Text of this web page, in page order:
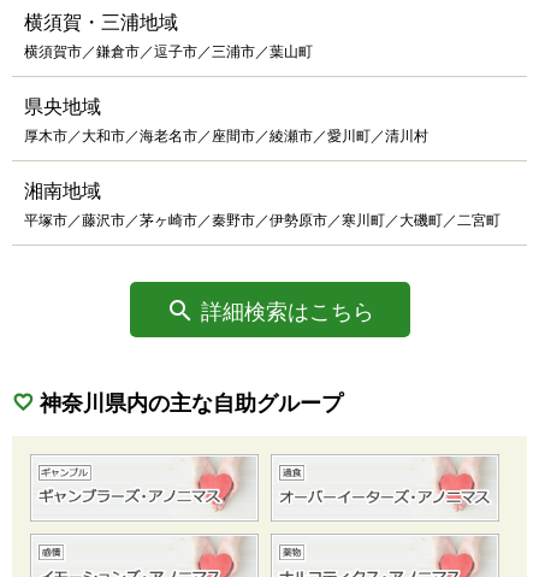
横須賀・三浦地域
横須賀市／鎌倉市／逗子市／三浦市／葉山町
県央地域
厚木市／大和市／海老名市／座間市／綾瀬市／愛川町／清川村
湘南地域
平塚市／藤沢市／茅ヶ崎市／秦野市／伊勢原市／寒川町／大磯町／二宮町
詳細検索はこちら
神奈川県内の主な自助グループ